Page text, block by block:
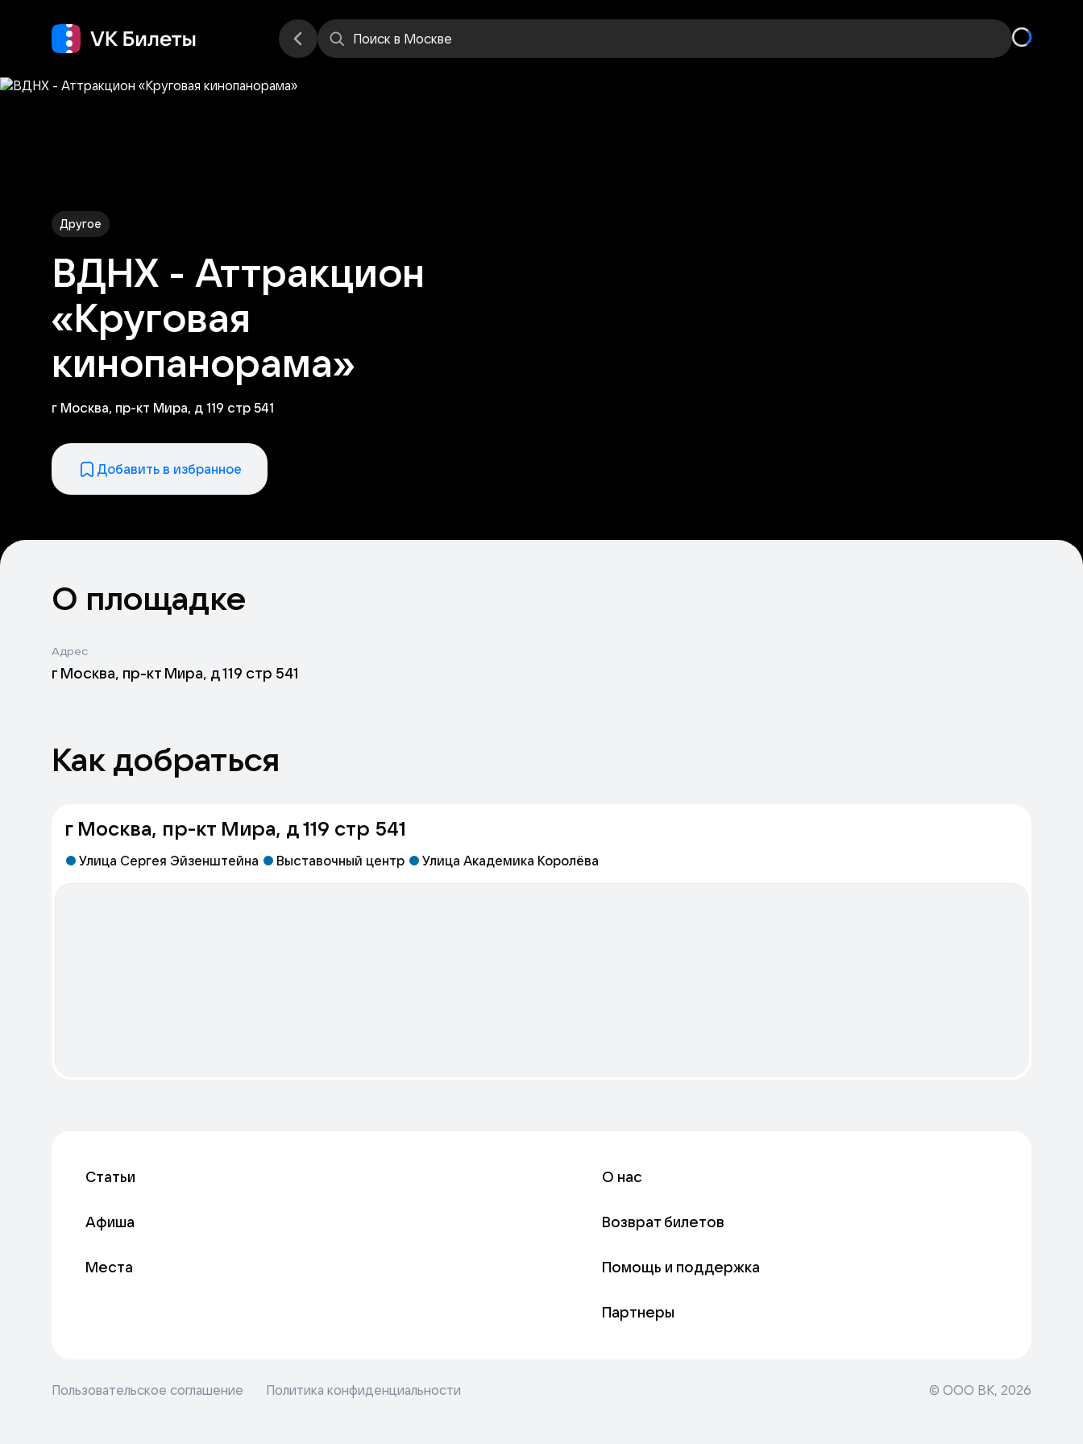
Поиск в Москве
Другое
ВДНХ - Аттракцион
«Круговая
кинопанорама»
г Москва, пр-кт Мира, д 119 стр 541
Добавить в избранное
О площадке
Адрес
г Москва, пр-кт Мира, д 119 стр 541
Как добраться
г Москва, пр-кт Мира, д 119 стр 541
Улица Сергея Эйзенштейна Выставочный центр Улица Академика Королёва
Статьи
Афиша
Места
О нас
Возврат билетов
Помощь и поддержка
Партнеры
Пользовательское соглашение Политика конфиденциальности © ООО ВК, 2026